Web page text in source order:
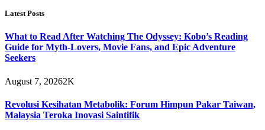
Latest Posts
What to Read After Watching The Odyssey: Kobo’s Reading
Guide for Myth-Lovers, Movie Fans, and Epic Adventure
Seekers
August 7, 20262K
Revolusi Kesihatan Metabolik: Forum Himpun Pakar Taiwan,
Malaysia Teroka Inovasi Saintifik